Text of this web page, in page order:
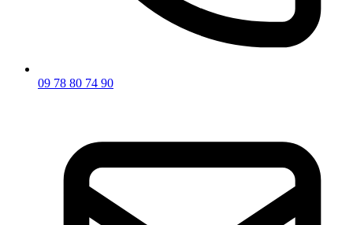
09 78 80 74 90